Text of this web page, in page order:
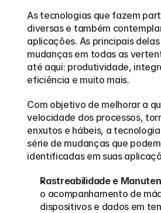
As tecnologias que fazem
diversas e também
aplicações. As principais
mudanças em todas as
até aqui: produtividade,
eficiência e muito mais.
Com objetivo de melhorar a
velocidade dos processos,
enxutos e hábeis, a
série de mudanças que
identificadas em suas
Rastreabilidade e
o acompanhamento de
dispositivos e dados em